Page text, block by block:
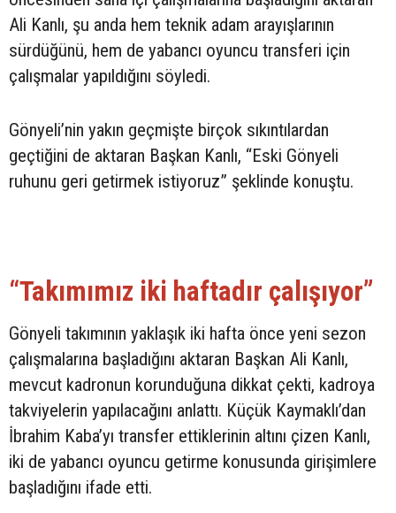
Ali Kanlı, şu anda hem teknik adam arayışlarının
sürdüğünü, hem de yabancı oyuncu transferi için
çalışmalar yapıldığını söyledi.
Gönyeli’nin yakın geçmişte birçok sıkıntılardan
geçtiğini de aktaran Başkan Kanlı, “Eski Gönyeli
ruhunu geri getirmek istiyoruz” şeklinde konuştu.
“Takımımız iki haftadır çalışıyor”
Gönyeli takımının yaklaşık iki hafta önce yeni sezon
çalışmalarına başladığını aktaran Başkan Ali Kanlı,
mevcut kadronun korunduğuna dikkat çekti, kadroya
takviyelerin yapılacağını anlattı. Küçük Kaymaklı’dan
İbrahim Kaba’yı transfer ettiklerinin altını çizen Kanlı,
iki de yabancı oyuncu getirme konusunda girişimlere
başladığını ifade etti.